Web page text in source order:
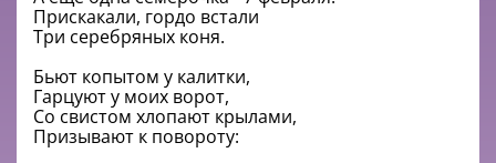
Прискакали, гордо встали
Три серебряных коня.
Бьют копытом у калитки,
Гарцуют у моих ворот,
Со свистом хлопают крылами,
Призывают к повороту: